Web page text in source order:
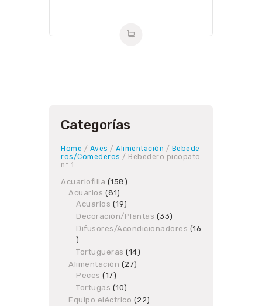
Categorías
Home / Aves / Alimentación / Bebede
ros/Comederos / Bebedero picopato
nº 1
Acuariofilia 158158
Acuarios 8181
products
Acuarios 1919
products
Decoración/Plantas 3333
products
Difusores/Acondicionadores
16
16
products
Tortugueras 1414
Alimentación 2727
Peces 1717
products
Tortugas 1010
products
Equipo eléctrico 2222